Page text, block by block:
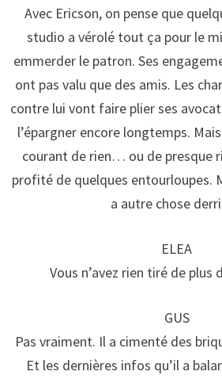
Avec Ericson, on pense que
studio a vérolé tout ça pour le
emmerder le patron. Ses
ont pas valu que des amis. Les
contre lui vont faire plier ses
l’épargner encore longtemps.
courant de rien… ou de presque
profité de quelques entourloupes.
a autre chose
ELEA
Vous n’avez rien tiré de plus
GUS
Pas vraiment. Il a cimenté des
Et les dernières infos qu’il a